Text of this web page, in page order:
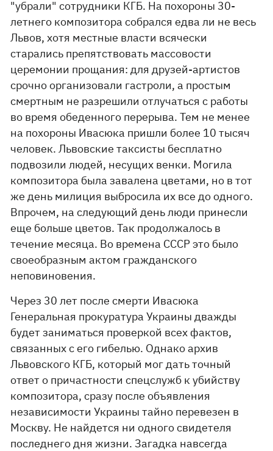
"убрали" сотрудники КГБ. На похороны 30-
летнего композитора собрался едва ли не весь
Львов, хотя местные власти всячески
старались препятствовать массовости
церемонии прощания: для друзей-артистов
срочно организовали гастроли, а простым
смертным не разрешили отлучаться с работы
во время обеденного перерыва. Тем не менее
на похороны Ивасюка пришли более 10 тысяч
человек. Львовские таксисты бесплатно
подвозили людей, несущих венки. Могила
композитора была завалена цветами, но в тот
же день милиция выбросила их все до одного.
Впрочем, на следующий день люди принесли
еще больше цветов. Так продолжалось в
течение месяца. Во времена СССР это было
своеобразным актом гражданского
неповиновения.
Через 30 лет после смерти Ивасюка
Генеральная прокуратура Украины дважды
будет заниматься проверкой всех фактов,
связанных с его гибелью. Однако архив
Львовского КГБ, который мог дать точный
ответ о причастности спецслужб к убийству
композитора, сразу после объявления
независимости Украины тайно перевезен в
Москву. Не найдется ни одного свидетеля
последнего дня жизни. Загадка навсегда